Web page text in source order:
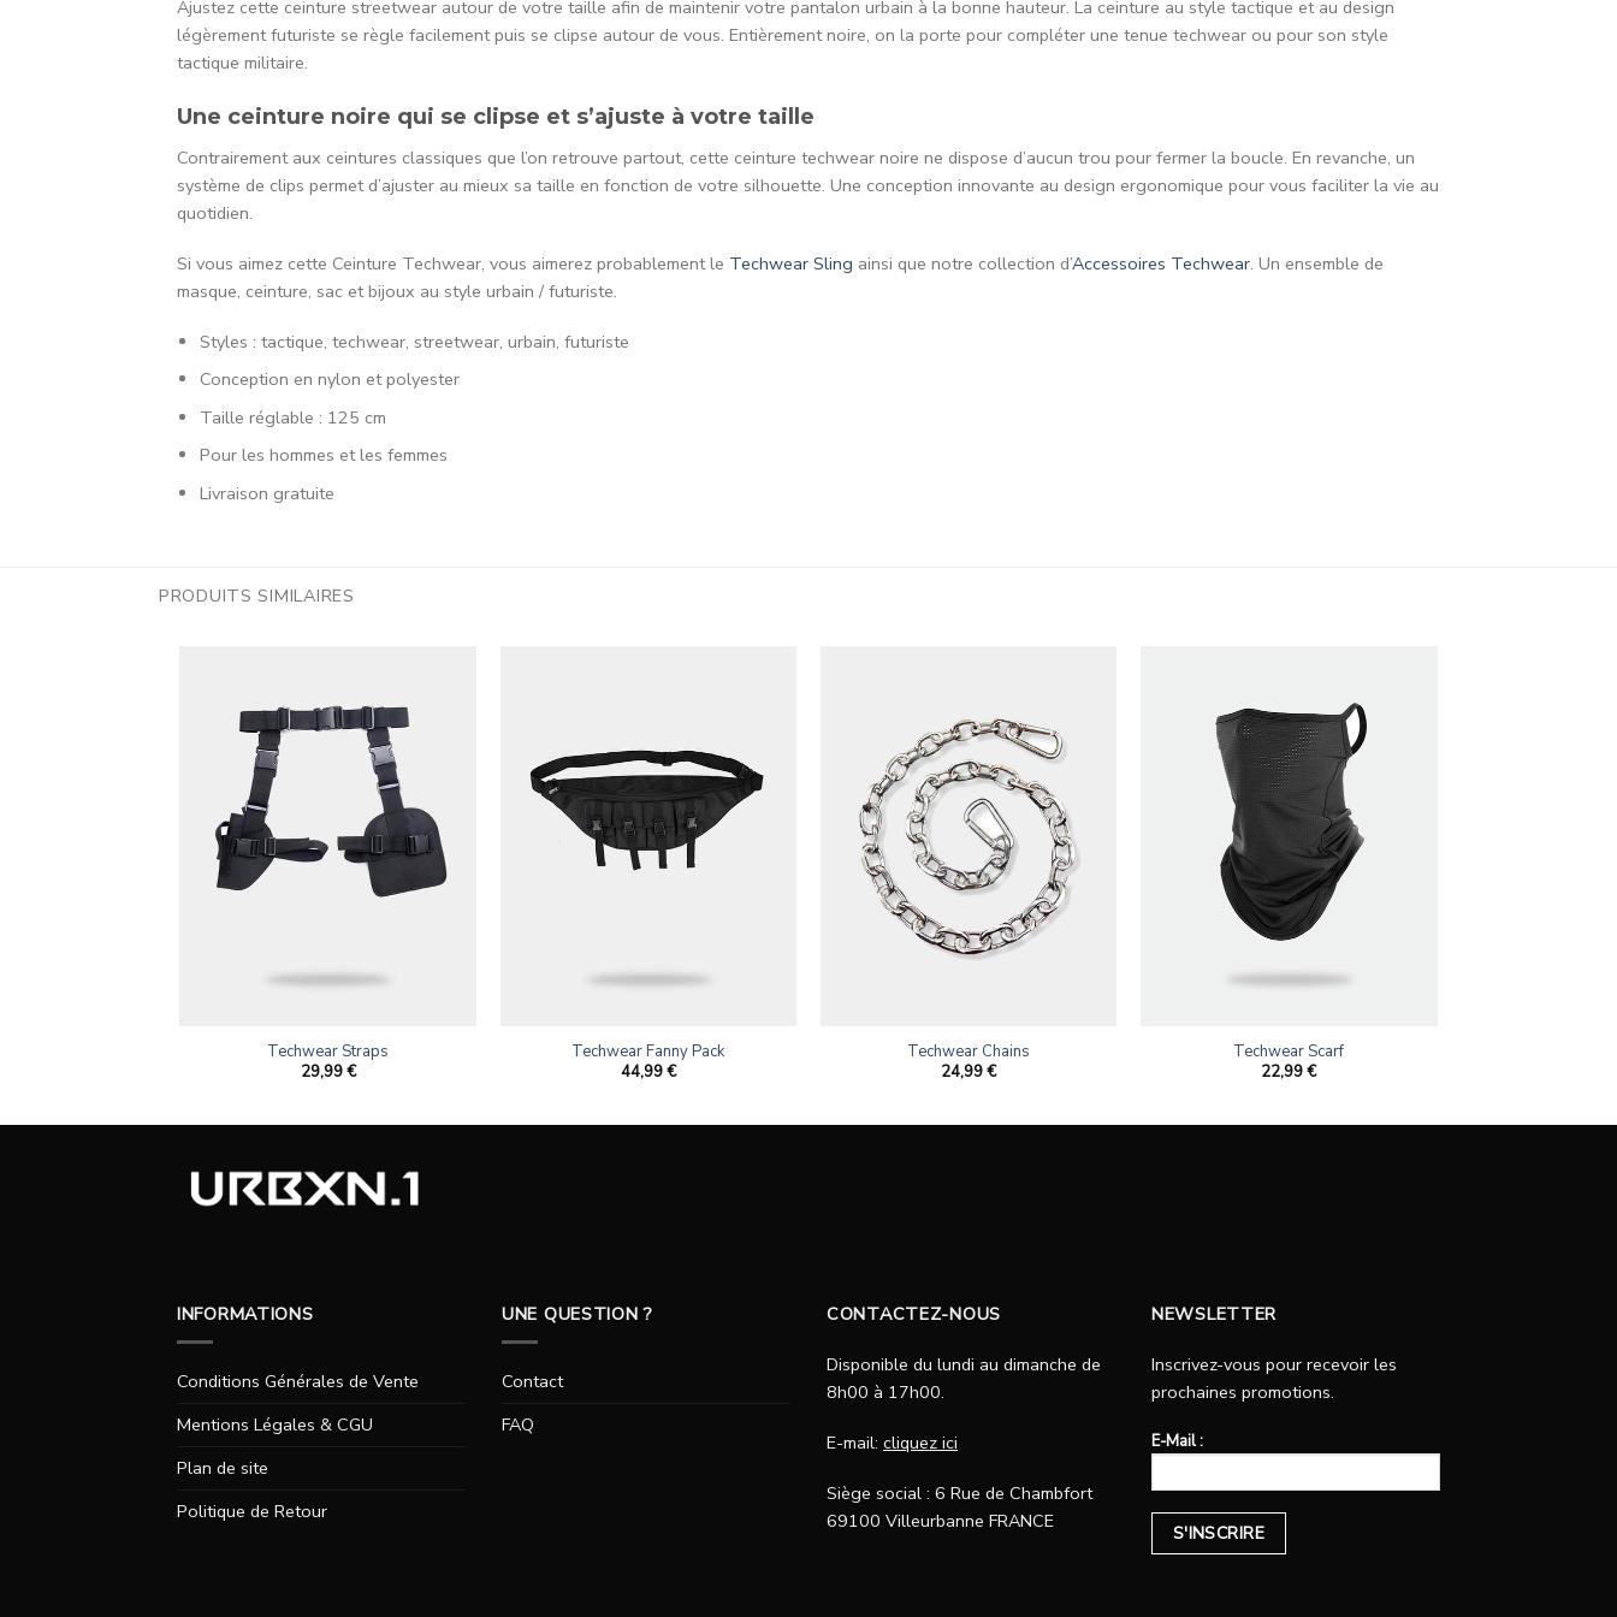
Ajustez cette ceinture streetwear autour de votre taille afin de maintenir votre pantalon urbain à la bonne hauteur. La ceinture au style tactique et au design
légèrement futuriste se règle facilement puis se clipse autour de vous. Entièrement noire, on la porte pour compléter une tenue techwear ou pour son style
tactique militaire.
Une ceinture noire qui se clipse et s’ajuste à votre taille
Contrairement aux ceintures classiques que l’on retrouve partout, cette ceinture techwear noire ne dispose d’aucun trou pour fermer la boucle. En revanche, un
système de clips permet d’ajuster au mieux sa taille en fonction de votre silhouette. Une conception innovante au design ergonomique pour vous faciliter la vie au
quotidien.
Si vous aimez cette Ceinture Techwear, vous aimerez probablement le Techwear Sling ainsi que notre collection d’Accessoires Techwear. Un ensemble de
masque, ceinture, sac et bijoux au style urbain / futuriste.
Styles : tactique, techwear, streetwear, urbain, futuriste
Conception en nylon et polyester
Taille réglable : 125 cm
Pour les hommes et les femmes
Livraison gratuite
PRODUITS SIMILAIRES
Techwear Straps
29,99€
Techwear Fanny Pack
44,99€
Techwear Chains
24,99€
Techwear Scarf
22,99€
INFORMATIONS
Conditions Générales de Vente
Mentions Légales & CGU
Plan de site
Politique de Retour
UNE QUESTION ?
Contact
FAQ
CONTACTEZ-NOUS
Disponible du lundi au dimanche de
8h00 à 17h00.
E-mail: cliquez ici
Siège social : 6 Rue de Chambfort
69100 Villeurbanne FRANCE
NEWSLETTER
Inscrivez-vous pour recevoir les
prochaines promotions.
E-Mail :